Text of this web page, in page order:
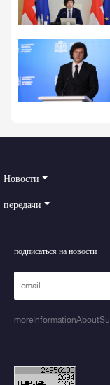
Новости
передачи
подписаться на новости